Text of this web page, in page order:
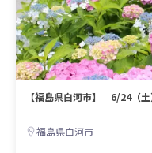
【福島県白河市】 6/24（
福島県白河市